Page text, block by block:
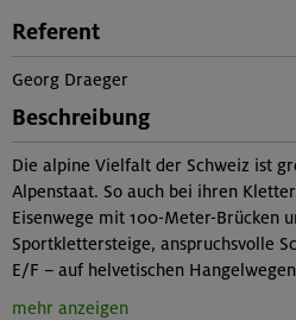
Referent
Georg Draeger
Beschreibung
Die alpine Vielfalt der Schweiz ist
Alpenstaat. So auch bei ihren
Eisenwege mit 100-Meter-Brücken
Sportklettersteige, anspruchsvolle
E/F – auf helvetischen
mehr anzeigen